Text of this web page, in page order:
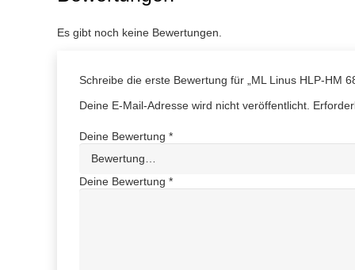
Es gibt noch keine Bewertungen.
Schreibe die erste Bewertung für „ML Linus HLP-HM
Deine E-Mail-Adresse wird nicht veröffentlicht.
Deine Bewertung *
Deine Bewertung *